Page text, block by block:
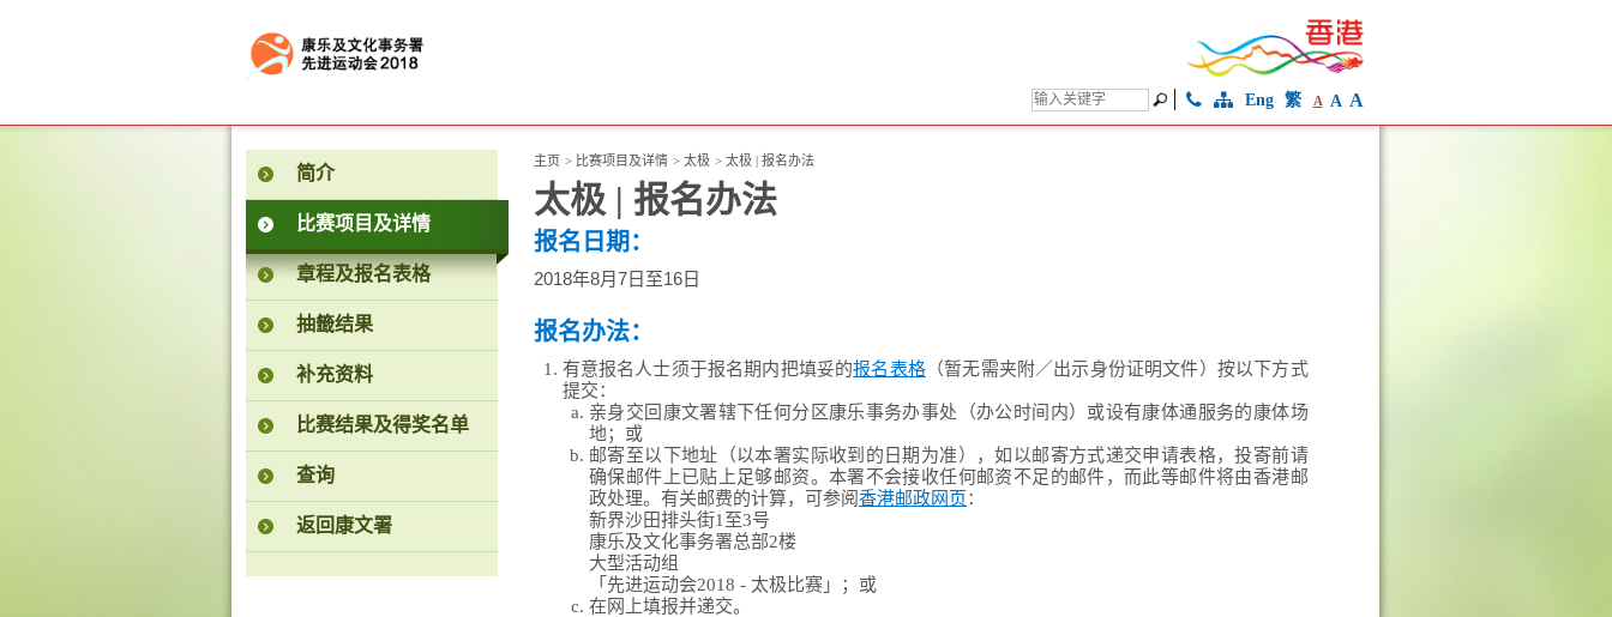
Eng 繁 A A A
按“Tab”进入菜单
简介
比赛项目及详情
章程及报名表格
抽籤结果
补充资料
比赛结果及得奖名单
查询
返回康文署
主页 > 比赛项目及详情 > 太极 > 太极 | 报名办法
太极 | 报名办法
报名日期：
2018年8月7日至16日
报名办法：
有意报名人士须于报名期内把填妥的报名表格 （暂无需夹附／出示身份证明文件）按以下方式
提交：
亲身交回康文署辖下任何分区康乐事务办事处（办公时间内）或设有康体通服务的康体场
地；或
邮寄至以下地址（以本署实际收到的日期为准），如以邮寄方式递交申请表格，投寄前请
确保邮件上已贴上足够邮资。本署不会接收任何邮资不足的邮件，而此等邮件将由香港邮
政处理。有关邮费的计算，可参阅香港邮政网页：
新界沙田排头街1至3号
康乐及文化事务署总部2楼
大型活动组
「先进运动会2018 - 太极比赛」；或
在网上填报并递交。